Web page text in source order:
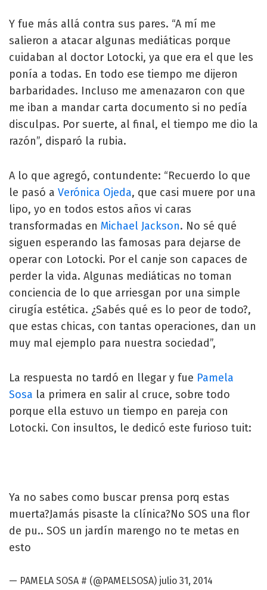
Y fue más allá contra sus pares. “A mí me
salieron a atacar algunas mediáticas porque
cuidaban al doctor Lotocki, ya que era el que les
ponía a todas. En todo ese tiempo me dijeron
barbaridades. Incluso me amenazaron con que
me iban a mandar carta documento si no pedía
disculpas. Por suerte, al final, el tiempo me dio la
razón”, disparó la rubia.
A lo que agregó, contundente: “Recuerdo lo que
le pasó a Verónica Ojeda, que casi muere por una
lipo, yo en todos estos años vi caras
transformadas en Michael Jackson. No sé qué
siguen esperando las famosas para dejarse de
operar con Lotocki. Por el canje son capaces de
perder la vida. Algunas mediáticas no toman
conciencia de lo que arriesgan por una simple
cirugía estética. ¿Sabés qué es lo peor de todo?,
que estas chicas, con tantas operaciones, dan un
muy mal ejemplo para nuestra sociedad”,
La respuesta no tardó en llegar y fue Pamela
Sosa la primera en salir al cruce, sobre todo
porque ella estuvo un tiempo en pareja con
Lotocki. Con insultos, le dedicó este furioso tuit:
Ya no sabes como buscar prensa porq estas
muerta?Jamás pisaste la clínica?No SOS una flor
de pu.. SOS un jardín marengo no te metas en
esto
— PAMELA SOSA # (@PAMELSOSA) julio 31, 2014